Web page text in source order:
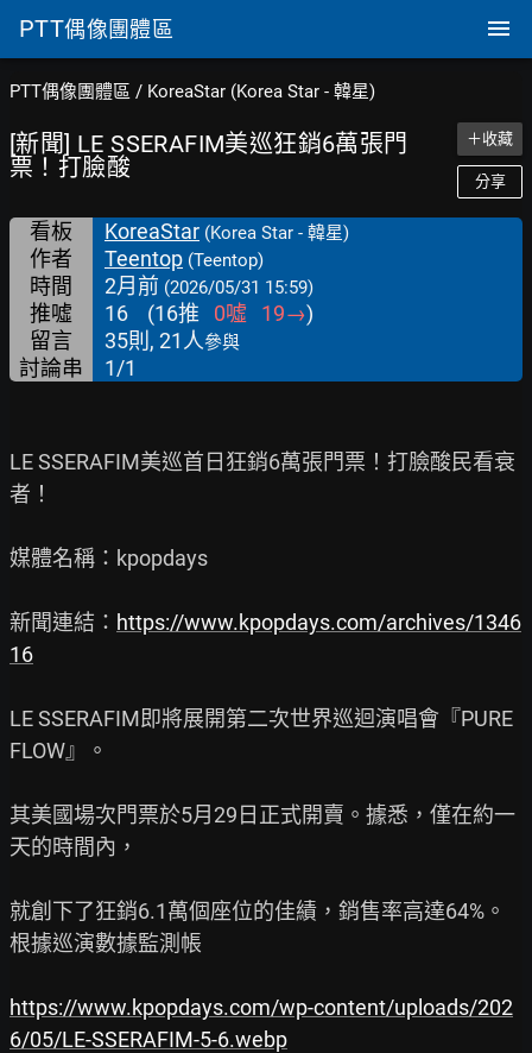
PTT偶像團體區
PTT偶像團體區 / KoreaStar (Korea Star - 韓星)
[新聞] LE SSERAFIM美巡狂銷6萬張門
票！打臉酸
＋收藏
分享
看板 KoreaStar (Korea Star - 韓星)
作者 Teentop (Teentop)
時間 2月前 (2026/05/31 15:59)
推噓 16 (16推 0噓 19→)
留言
35則, 21人參與
討論串 1/1
LE SSERAFIM美巡首日狂銷6萬張門票！打臉酸民看衰
者！
媒體名稱：kpopdays
新聞連結： https://www.kpopdays.com/archives/1346
16
LE SSERAFIM即將展開第二次世界巡迴演唱會『PURE
FLOW』。
其美國場次門票於5月29日正式開賣。據悉，僅在約一
天的時間內，
就創下了狂銷6.1萬個座位的佳績，銷售率高達64%。
根據巡演數據監測帳
https://www.kpopdays.com/wp-content/uploads/202
6/05/LE-SSERAFIM-5-6.webp